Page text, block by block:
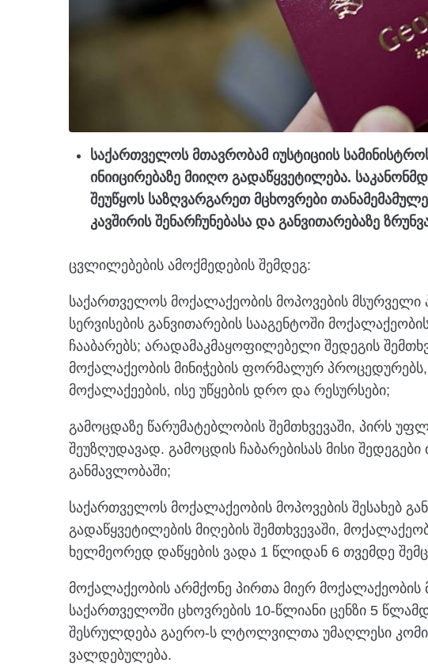
საქართველოს მთავრობამ იუსტიციის
ინიიცირებაზე მიიღო გადაწყვეტილება.
შეუწყოს საზღვარგარეთ მცხოვრები
კავშირის შენარჩუნებასა და განვითარებაზე
ცვლილებების ამოქმედების შემდეგ:
საქართველოს მოქალაქეობის მოპოვების
სერვისების განვითარების სააგენტოში
ჩააბარებს; არადამაკმაყოფილებელი შედეგის
მოქალაქეობის მინიჭების ფორმალურ
მოქალაქეების, ისე უწყების დრო და რესურსები;
გამოცდაზე წარუმატებლობის შემთხვევაში, პირს
შეუზღუდავად. გამოცდის ჩაბარებისას მისი
განმავლობაში;
საქართველოს მოქალაქეობის მოპოვების შესახებ
გადაწყვეტილების მიღების შემთხვევაში,
ხელმეორედ დაწყების ვადა 1 წლიდან 6 თვემდე
მოქალაქეობის არმქონე პირთა მიერ
საქართველოში ცხოვრების 10-წლიანი ცენზი 5
შესრულდება გაერო-ს ლტოლვილთა უმაღლესი
ვალდებულება.